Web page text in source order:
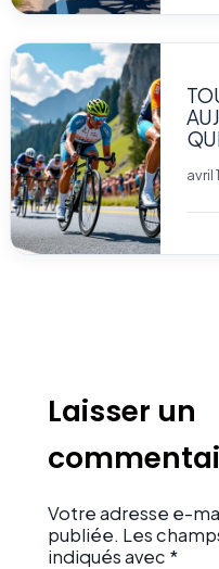
avril
Laisser un
Votre adresse e-
publiée. Les
indiqués avec *